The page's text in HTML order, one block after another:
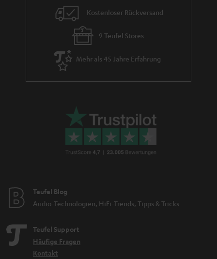
Datenschutzerklärung unter I zu finden
Kostenloser Rückversand
9 Teufel Stores
Mehr als 45 Jahre Erfahrung
Teufel Blog
Audio-Technologien, HiFi-Trends, Tipps & Tricks
Teufel Support
Häufige Fragen
Kontakt